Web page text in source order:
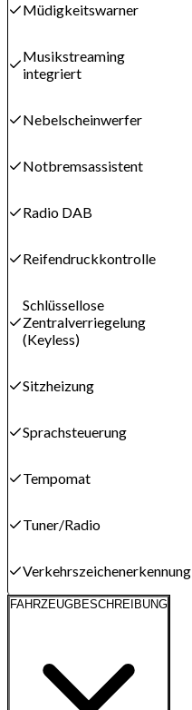
Müdigkeitswarner
Musikstreaming
integriert
Nebelscheinwerfer
Notbremsassistent
Radio DAB
Reifendruckkontrolle
Schlüssellose
Zentralverriegelung
(Keyless)
Sitzheizung
Sprachsteuerung
Tempomat
Tuner/Radio
Verkehrszeichenerkennung
FAHRZEUGBESCHREIBUNG